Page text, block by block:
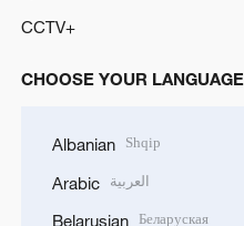
CCTV+
CHOOSE YOUR LANGUAGE
Albanian Shqip
Arabic العربية
Belarusian Беларуская